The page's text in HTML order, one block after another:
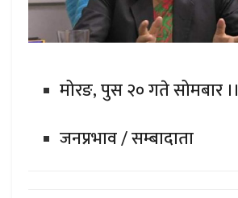
मोरङ, पुस २० गते सोमबार ।।
जनप्रभाव / सम्बादाता